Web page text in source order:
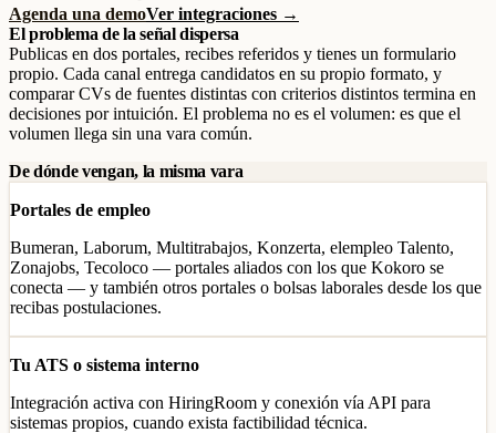
Agenda una demoVer integraciones →
El problema de la señal dispersa
Publicas en dos portales, recibes referidos y tienes un formulario
propio. Cada canal entrega candidatos en su propio formato, y
comparar CVs de fuentes distintas con criterios distintos termina en
decisiones por intuición. El problema no es el volumen: es que el
volumen llega sin una vara común.
De dónde vengan, la misma vara
Portales de empleo
Bumeran, Laborum, Multitrabajos, Konzerta, elempleo Talento,
Zonajobs, Tecoloco — portales aliados con los que Kokoro se
conecta — y también otros portales o bolsas laborales desde los que
recibas postulaciones.
Tu ATS o sistema interno
Integración activa con HiringRoom y conexión vía API para
sistemas propios, cuando exista factibilidad técnica.